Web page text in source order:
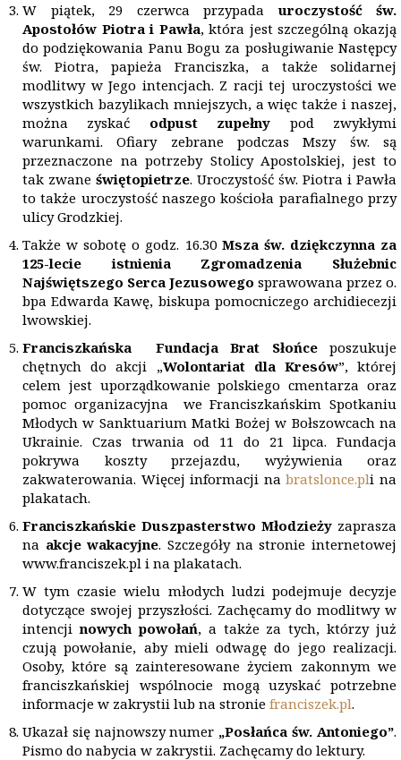
W piątek, 29 czerwca przypada uroczystość św.
Apostołów Piotra i Pawła, która jest szczególną okazją
do podziękowania Panu Bogu za posługiwanie Następcy
św. Piotra, papieża Franciszka, a także solidarnej
modlitwy w Jego intencjach. Z racji tej uroczystości we
wszystkich bazylikach mniejszych, a więc także i naszej,
można zyskać odpust zupełny pod zwykłymi
warunkami. Ofiary zebrane podczas Mszy św. są
przeznaczone na potrzeby Stolicy Apostolskiej, jest to
tak zwane świętopietrze. Uroczystość św. Piotra i Pawła
to także uroczystość naszego kościoła parafialnego przy
ulicy Grodzkiej.
Także w sobotę o godz. 16.30 Msza św. dziękczynna za
125-lecie istnienia Zgromadzenia Służebnic
Najświętszego Serca Jezusowego sprawowana przez o.
bpa Edwarda Kawę, biskupa pomocniczego archidiecezji
lwowskiej.
Franciszkańska Fundacja Brat Słońceposzukuje
chętnych do akcji „Wolontariat dla Kresów”, której
celem jest uporządkowanie polskiego cmentarza oraz
pomoc organizacyjna we Franciszkańskim Spotkaniu
Młodych w Sanktuarium Matki Bożej w Bołszowcach na
Ukrainie. Czas trwania od 11 do 21 lipca. Fundacja
pokrywa koszty przejazdu, wyżywienia oraz
zakwaterowania. Więcej informacji nabratslonce.pli na
plakatach.
Franciszkańskie Duszpasterstwo Młodzieży zaprasza
na akcje wakacyjne. Szczegóły na stronie internetowej
www.franciszek.pl i na plakatach.
W tym czasie wielu młodych ludzi podejmuje decyzje
dotyczące swojej przyszłości. Zachęcamy do modlitwy w
intencjinowych powołań, a także za tych, którzy już
czują powołanie, aby mieli odwagę do jego realizacji.
Osoby, które są zainteresowane życiem zakonnym we
franciszkańskiej wspólnocie mogą uzyskać potrzebne
informacje w zakrystii lub na stronie franciszek.pl.
Ukazał się najnowszy numer „Posłańca św. Antoniego”.
Pismo do nabycia w zakrystii. Zachęcamy do lektury.